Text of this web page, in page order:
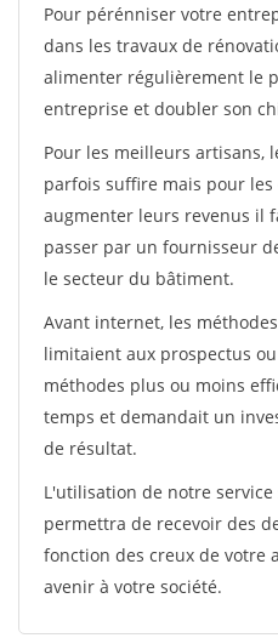
Pour pérénniser votre
dans les travaux de
alimenter régulièrement le
entreprise et doubler son
Pour les meilleurs artisans,
parfois suffire mais pour
augmenter leurs revenus il
passer par un fournisseur
le secteur du bâtiment.
Avant internet, les
limitaient aux prospectus
méthodes plus ou moins
temps et demandait un
de résultat.
L'utilisation de notre
permettra de recevoir des
fonction des creux de votre
avenir à votre société.